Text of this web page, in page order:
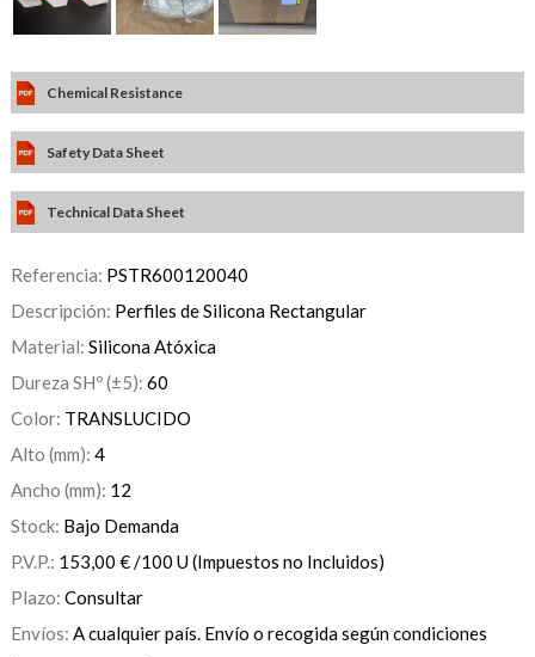
Chemical Resistance
Safety Data Sheet
Technical Data Sheet
Referencia: PSTR600120040
Descripción: Perfiles de Silicona Rectangular
Material: Silicona Atóxica
Dureza SHº (±5): 60
Color: TRANSLUCIDO
Alto (mm): 4
Ancho (mm): 12
Stock: Bajo Demanda
P.V.P.: 153,00 €/100 U(Impuestos no Incluidos)
Plazo: Consultar
Envíos: A cualquier país. Envío o recogida según condiciones